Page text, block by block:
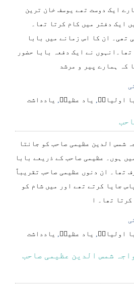
ہمارے ایک دوست تھے یوسف خان ترین
ایک دفتر میں کام کرتا تھا۔
تھی۔ ان کا اس زمانے میں بابا
نے ایک دفعہ بابا حضور
کہ ہمارے پیر و مرشد
اولیاءؒ, یاد عظیمؒ, یادداشت
خواجہ شمس الدین عظیمی صاحب کو جانتا
ہوں۔ عظیمی صاحب کے ذریعے بابا
تھا۔ ان دنوں عظیمی صاحب تقریباً
جایا کرتے تھے اور میں شام کو
تھا۔ ا
اولیاءؒ, یاد عظیمؒ, یادداشت
شمس الدین عظیمی صاحب